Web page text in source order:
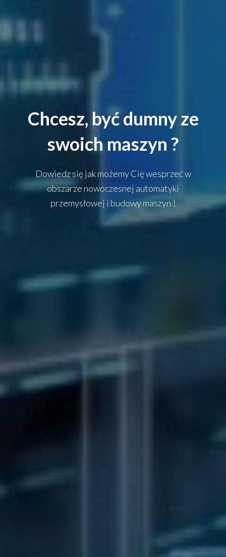
Chcesz, być dumny ze
swoich maszyn ?
Dowiedz się jak możemy Cię wesprzeć w
obszarze nowoczesnej automatyki
przemysłowej i budowy maszyn !